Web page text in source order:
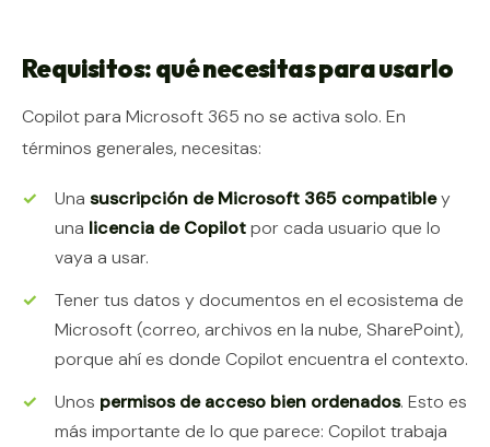
Requisitos: qué necesitas para usarlo
Copilot para Microsoft 365 no se activa solo. En
términos generales, necesitas:
Una suscripción de Microsoft 365 compatibley
una licencia de Copilotpor cada usuario que lo
vaya a usar.
Tener tus datos y documentos en el ecosistema de
Microsoft (correo, archivos en la nube, SharePoint),
porque ahí es donde Copilot encuentra el contexto.
Unos permisos de acceso bien ordenados. Esto es
más importante de lo que parece: Copilot trabaja